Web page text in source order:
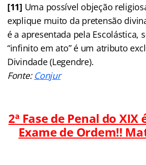
[11] Uma possível objeção
explique muito da pretensão
é a apresentada pela Escolástica,
“infinito em ato” é um atributo
Divindade (Legendre).
Fonte: Conjur
2ª Fase de Penal do XIX
Exame de Ordem!!